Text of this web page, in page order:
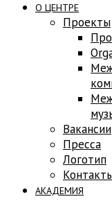
О ЦЕНТРЕ
Проекты
Вакансии
Пресса
Логотип
АКАДЕМИЯ